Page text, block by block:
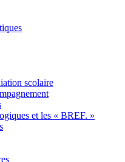
scolaire
et les « BREF. »